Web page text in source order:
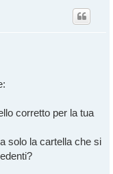
corretto per la tua
solo la cartella che si